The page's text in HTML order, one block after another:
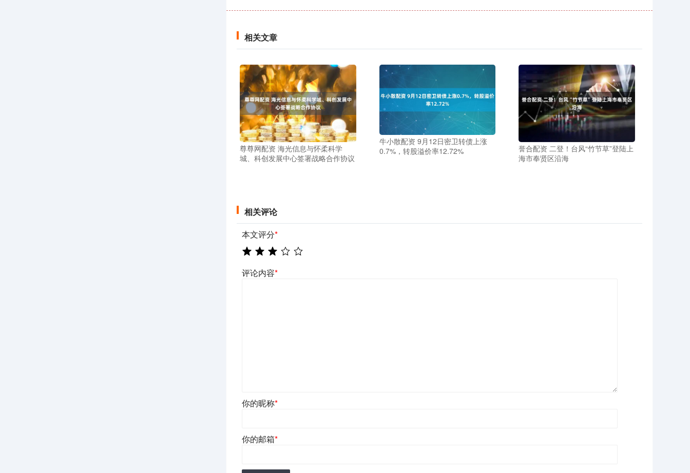
相关文章
尊尊网配资 海光信息与怀柔科学
城、科创发展中心签署战略合作协议
牛小散配资 9月12日密卫转债上涨
0.7%，转股溢价率12.72%
誉合配资 二登！台风“竹节草”登陆上
海市奉贤区沿海
相关评论
本文评分*
评论内容*
你的昵称*
你的邮箱*